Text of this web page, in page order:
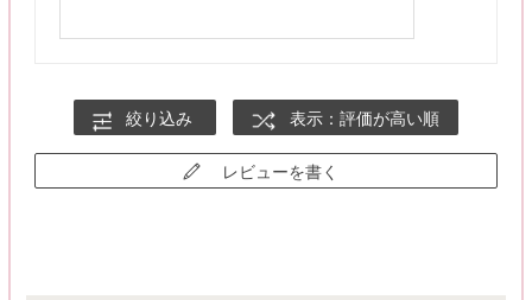
絞り込み 表示：評価が高い順
レビューを書く